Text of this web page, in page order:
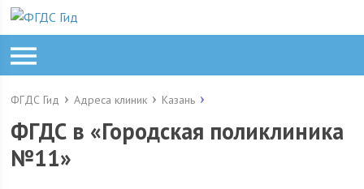
ФГДС Гид Адреса клиник Казань
ФГДС в «Городская поликлиника
№11»